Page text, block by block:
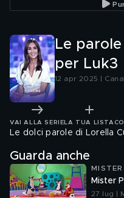
Le
per Luk3
12 apr 2025 |
VAI ALLA SERIE LA TUA LISTA
Le dolci parole di Lorella
Guarda anche
Mister
27 lug |